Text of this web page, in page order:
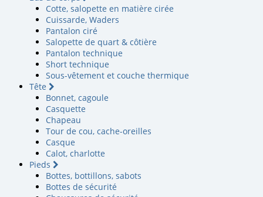
Cotte, salopette en matière cirée
Cuissarde, Waders
Pantalon ciré
Salopette de quart & côtière
Pantalon technique
Short technique
Sous-vêtement et couche thermique
Tête
Bonnet, cagoule
Casquette
Chapeau
Tour de cou, cache-oreilles
Casque
Calot, charlotte
Pieds
Bottes, bottillons, sabots
Bottes de sécurité